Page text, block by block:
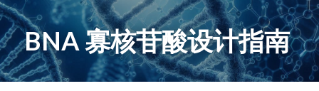
Cell-Free蛋白表达系统
寡核苷酸合成
多肽合成
桥核酸（BNA）
Morpholino
Phosphoramidites
DNA Free酶
恒温扩增
恒温扩增
CRISPR
合成生物
合成生物解决方案
NMN
关于我们
共创佳绩 - 期刊
登录
BNA 寡核苷酸设计指南
RPA
磁珠
快速检测试纸